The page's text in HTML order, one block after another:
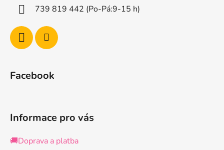
y
739 819 442 (Po-Pá:9-15 h)
Facebook
Informace pro vás
🚚Doprava a platba